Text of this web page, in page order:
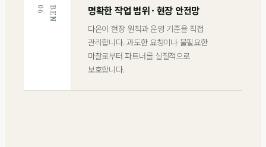
B
E
N
0
6 명확한 작업 범위 · 현장 안전망
다온이 현장 원칙과 운영 기준을 직접
관리합니다. 과도한 요청이나 불필요한
마찰로부터 파트너를 실질적으로
보호합니다.